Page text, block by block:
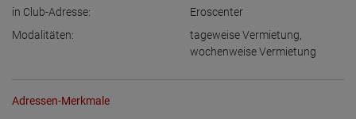
in Club-Adresse:
Eroscenter
Modalitäten:
tageweise Vermietung,
wochenweise Vermietung
Adressen-Merkmale